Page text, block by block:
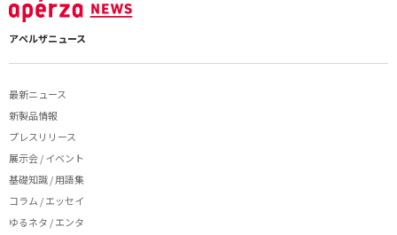
アペルザニュース
最新ニュース
新製品情報
プレスリリース
展示会 / イベント
基礎知識 / 用語集
コラム / エッセイ
ゆるネタ / エンタ